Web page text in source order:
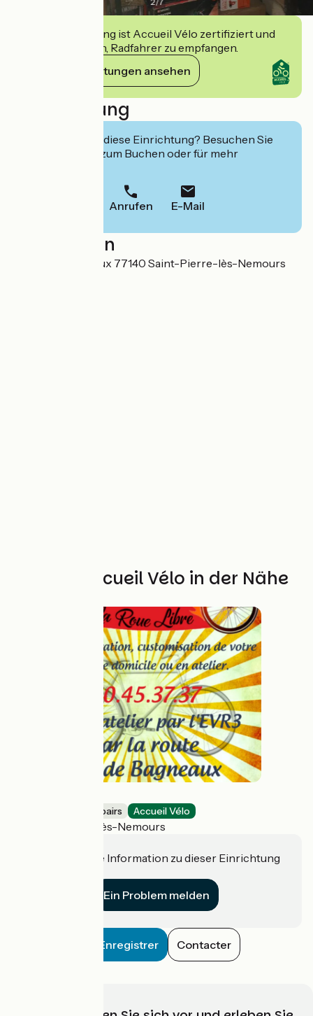
Diese Einrichtung ist Accueil Vélo zertifiziert und
verpflichtet sich, Radfahrer zu empfangen.
Ihre Verpflichtungen ansehen
Beschreibung
Interessiert Sie diese Einrichtung? Besuchen Sie
deren Website zum Buchen oder für mehr
Anrufen E-Mail
Localisation
97 rue de Bagneaux 77140 Saint-Pierre-lès-Nemours
Weitere Accueil Vélo in der Nähe
Bicycle rentals/ repairs Accueil Vélo
Saint-Pierre-lès-Nemours
Haben Sie eine Information zu dieser Einrichtung
Ein Problem melden
Enregistrer Contacter